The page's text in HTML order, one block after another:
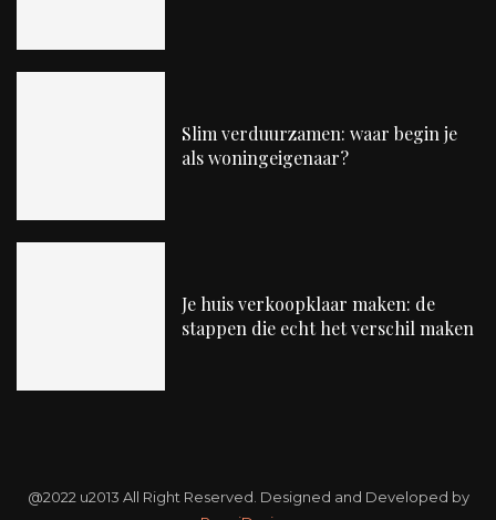
Slim verduurzamen: waar begin je
als woningeigenaar?
Je huis verkoopklaar maken: de
stappen die echt het verschil maken
@2022 u2013 All Right Reserved. Designed and Developed by